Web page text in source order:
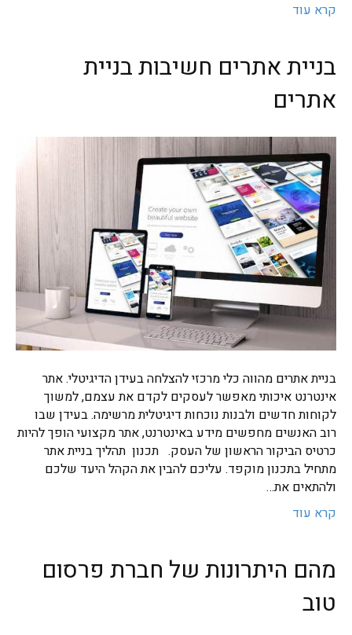
קרא עוד
בניית אתרים חשיבות בניית
אתרים
בניית אתרים מהווה כלי מרכזי להצלחה בעידן הדיגיטלי. אתר
אינטרנט איכותי מאפשר לעסקים לקדם את עצמם, למשוך
לקוחות חדשים ולבנות נוכחות דיגיטלית מרשימה. בעידן שבו
רוב האנשים מחפשים מידע באינטרנט, אתר מקצועי הופך להיות
כרטיס הביקור הראשון של העסק. תכנון תהליך בניית אתר
מתחיל בתכנון מוקפד. עליכם להבין את הקהל היעד שלכם
ולהתאים את…
קרא עוד
מהם היתרונות של חברת פרסום
טוב